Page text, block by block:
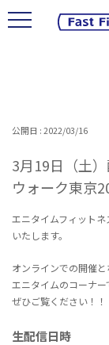
公開日 : 2022/03/16
3月19日（土
ウォーク東京
エニタイムフィット
いたします。
オンラインでの開催
エニタイムのコーナー
ぜひご覧ください！！
生配信日時